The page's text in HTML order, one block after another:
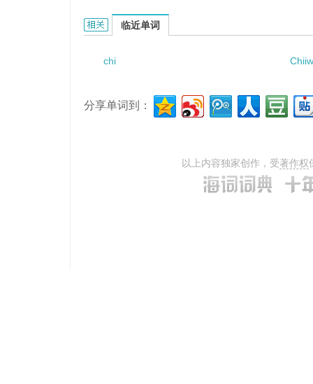
Chiarati的相关资料：
临近单词
chi
分享单词到：
以上内容独家创作，受著作权